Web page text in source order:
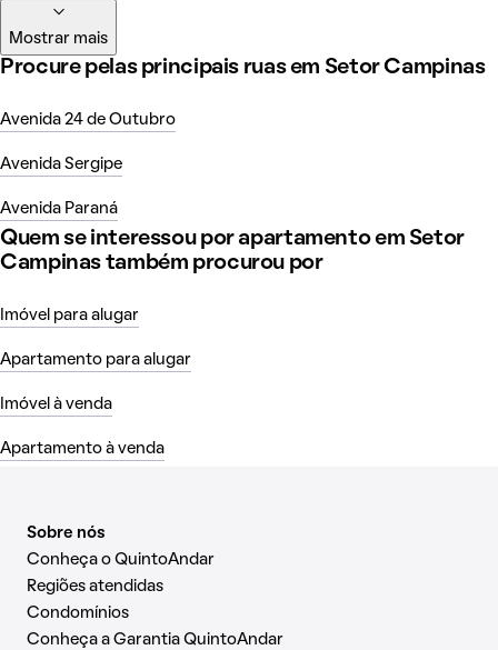
Mostrar mais
Procure pelas principais ruas em Setor Campinas
Avenida 24 de Outubro
Avenida Sergipe
Avenida Paraná
Quem se interessou por apartamento em Setor
Campinas também procurou por
Imóvel para alugar
Apartamento para alugar
Imóvel à venda
Apartamento à venda
Sobre nós
Conheça o QuintoAndar
Regiões atendidas
Condomínios
Conheça a Garantia QuintoAndar